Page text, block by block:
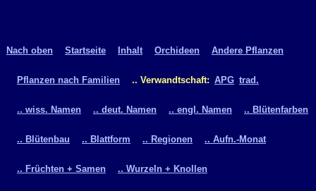
Nach oben Startseite Inhalt Orchideen Andere Pflanzen
Pflanzen nach Familien .. Verwandtschaft: APG trad.
.. wiss. Namen .. deut. Namen .. engl. Namen .. Blütenfarben
.. Blütenbau .. Blattform .. Regionen .. Aufn.-Monat
.. Früchten + Samen .. Wurzeln + Knollen